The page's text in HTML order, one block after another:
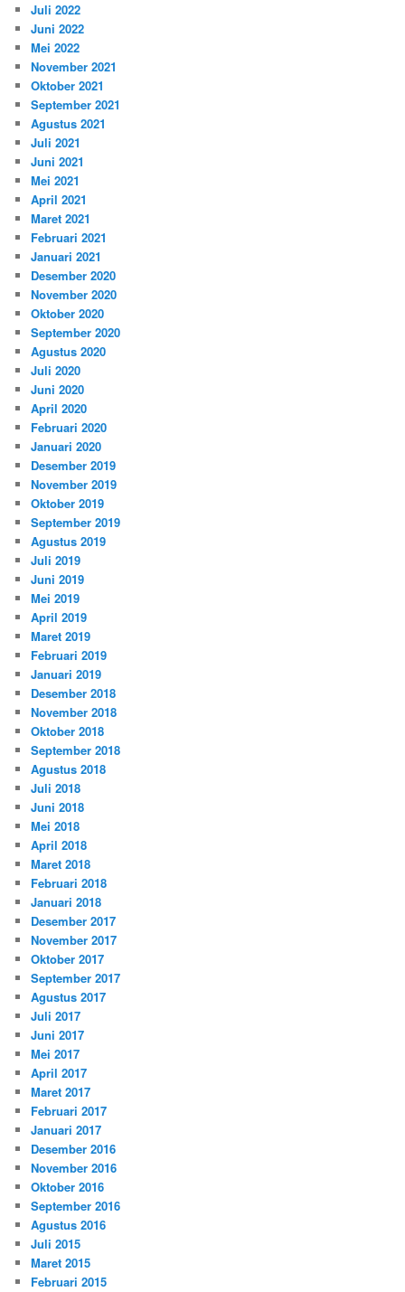
Juli 2022
Juni 2022
Mei 2022
November 2021
Oktober 2021
September 2021
Agustus 2021
Juli 2021
Juni 2021
Mei 2021
April 2021
Maret 2021
Februari 2021
Januari 2021
Desember 2020
November 2020
Oktober 2020
September 2020
Agustus 2020
Juli 2020
Juni 2020
April 2020
Februari 2020
Januari 2020
Desember 2019
November 2019
Oktober 2019
September 2019
Agustus 2019
Juli 2019
Juni 2019
Mei 2019
April 2019
Maret 2019
Februari 2019
Januari 2019
Desember 2018
November 2018
Oktober 2018
September 2018
Agustus 2018
Juli 2018
Juni 2018
Mei 2018
April 2018
Maret 2018
Februari 2018
Januari 2018
Desember 2017
November 2017
Oktober 2017
September 2017
Agustus 2017
Juli 2017
Juni 2017
Mei 2017
April 2017
Maret 2017
Februari 2017
Januari 2017
Desember 2016
November 2016
Oktober 2016
September 2016
Agustus 2016
Juli 2015
Maret 2015
Februari 2015